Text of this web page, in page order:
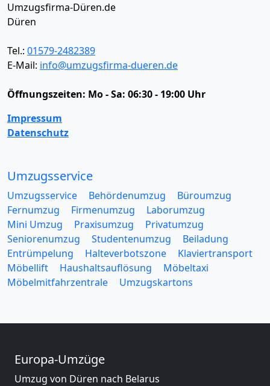
Umzugsfirma-Düren.de
Düren
Tel.: 01579-2482389
E-Mail: info@umzugsfirma-dueren.de
Öffnungszeiten: Mo - Sa: 06:30 - 19:00 Uhr
Impressum
Datenschutz
Umzugsservice
Umzugsservice Behördenumzug
Büroumzug
Fernumzug
Firmenumzug
Laborumzug
Mini Umzug
Praxisumzug
Privatumzug
Seniorenumzug
Studentenumzug
Beiladung
Entrümpelung
Halteverbotszone
Klaviertransport
Möbellift
Haushaltsauflösung
Möbeltaxi
Möbelmitfahrzentrale
Umzugskartons
Europa-Umzüge
Umzug von Düren nach Belarus